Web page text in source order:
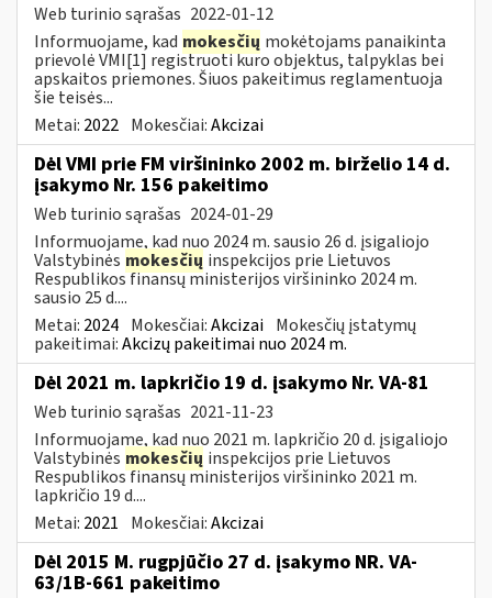
Web turinio sąrašas 2022-01-12
Informuojame, kad mokesčių mokėtojams panaikinta
prievolė VMI[1] registruoti kuro objektus, talpyklas bei
apskaitos priemones. Šiuos pakeitimus reglamentuoja
šie teisės...
Metai: 2022 Mokesčiai:Akcizai
Dėl VMI prie FM viršininko 2002 m. birželio 14 d.
įsakymo Nr. 156 pakeitimo
Web turinio sąrašas 2024-01-29
Informuojame, kad nuo 2024 m. sausio 26 d. įsigaliojo
Valstybinės mokesčių inspekcijos prie Lietuvos
Respublikos finansų ministerijos viršininko 2024 m.
sausio 25 d....
Metai: 2024 Mokesčiai:Akcizai Mokesčių įstatymų
pakeitimai:Akcizų pakeitimai nuo 2024 m.
Dėl 2021 m. lapkričio 19 d. įsakymo Nr. VA-81
Web turinio sąrašas 2021-11-23
Informuojame, kad nuo 2021 m. lapkričio 20 d. įsigaliojo
Valstybinės mokesčių inspekcijos prie Lietuvos
Respublikos finansų ministerijos viršininko 2021 m.
lapkričio 19 d....
Metai: 2021 Mokesčiai:Akcizai
Dėl 2015 M. rugpjūčio 27 d. įsakymo NR. VA-
63/1B-661 pakeitimo